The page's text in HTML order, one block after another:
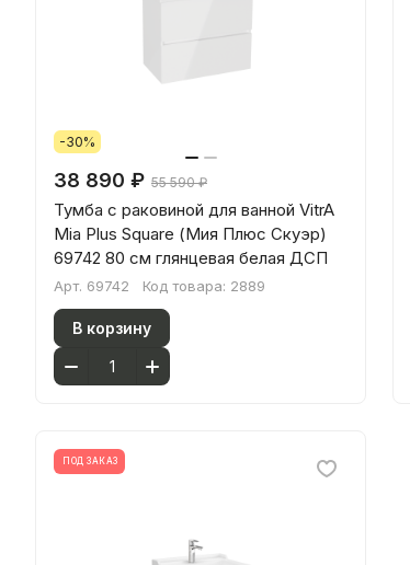
-30%
38 890 ₽ 55 590 ₽
Тумба с раковиной для ванной VitrA
Mia Plus Square (Мия Плюс Скуэр)
69742 80 см глянцевая белая ДСП
Арт. 69742 Код товара: 2889
В корзину
ПОД ЗАКАЗ